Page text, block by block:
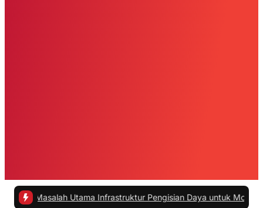
Utama Infrastruktur Pengisian Daya untuk Mobil Listrik yang